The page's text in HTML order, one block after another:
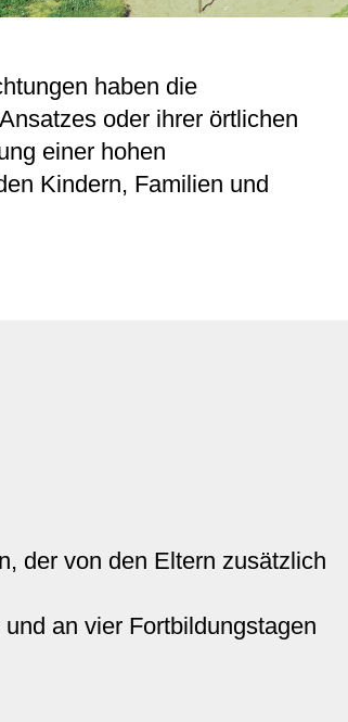
haben die
oder ihrer örtlichen
einer hohen
Kindern, Familien und
der von den Eltern zusätzlich
an vier Fortbildungstagen